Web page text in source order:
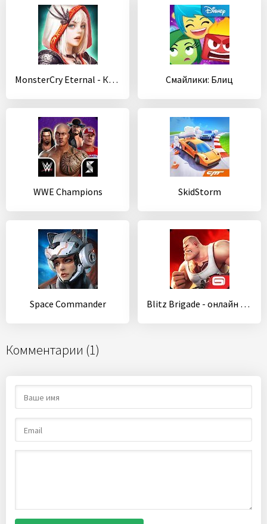
MonsterCry Eternal - Карточная битва RPG Смайлики: Блиц
WWE Champions SkidStorm
Space Commander Blitz Brigade - онлайн угар!
Комментарии (1)